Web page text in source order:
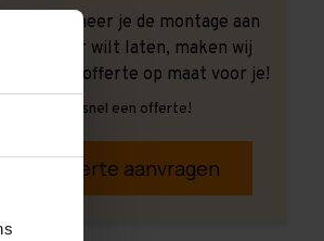
Ook wanneer je de montage aan
ons over wilt laten, maken wij
graag een offerte op maat voor je!
Vrijblijvend, snel een offerte!
Offerte aanvragen